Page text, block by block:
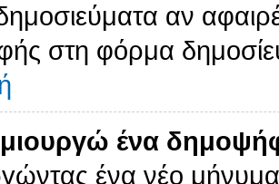
αν
στη φόρμα
ένα
ένα νέο